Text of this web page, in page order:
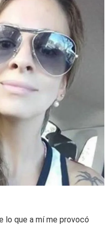
lo que a mí me provocó